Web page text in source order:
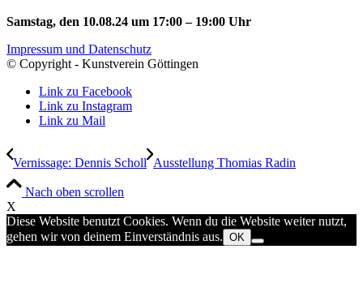
Samstag, den 10.08.24 um 17:00 – 19:00 Uhr
Impressum und Datenschutz
© Copyright - Kunstverein Göttingen
Link zu Facebook
Link zu Instagram
Link zu Mail
Vernissage: Dennis Scholl Ausstellung Thomias Radin
Nach oben scrollen
X
Diese Website benutzt Cookies. Wenn du die Website weiter nutzt,
gehen wir von deinem Einverständnis aus. OK